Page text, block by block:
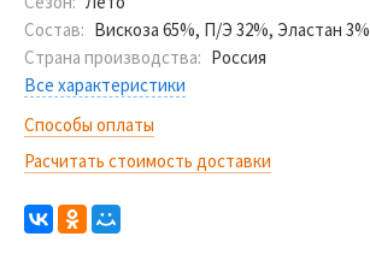
Состав: Вискоза 65%, П/Э 32%, Эластан 3%
Страна производства: Россия
Все характеристики
Способы оплаты
Расчитать стоимость доставки